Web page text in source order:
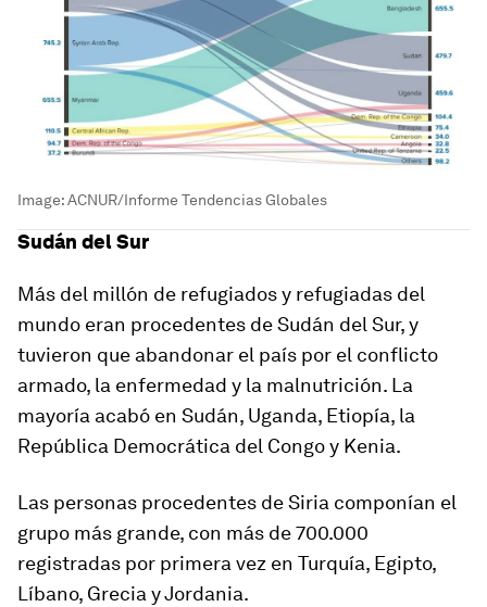
Image:ACNUR/Informe Tendencias Globales
Sudán del Sur
Más del millón de refugiados y refugiadas del
mundo eran procedentes de Sudán del Sur, y
tuvieron que abandonar el país por el conflicto
armado, la enfermedad y la malnutrición. La
mayoría acabó en Sudán, Uganda, Etiopía, la
República Democrática del Congo y Kenia.
Las personas procedentes de Siria componían el
grupo más grande, con más de 700.000
registradas por primera vez en Turquía, Egipto,
Líbano, Grecia y Jordania.